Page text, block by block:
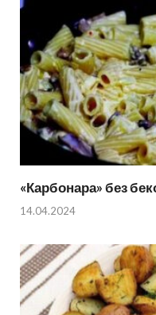
«Карбонара» без
14.04.2024